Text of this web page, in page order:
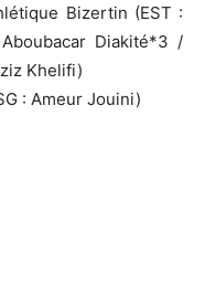
Bizertin (EST :
Diakité*3 /
Khelifi)
: Ameur Jouini)